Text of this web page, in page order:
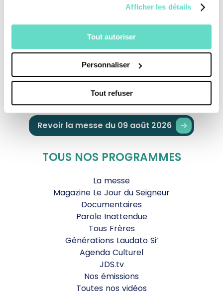
Afficher les détails
Tout autoriser
Personnaliser
Tout refuser
Je fais un don
Revoir la messe du 09 août 2026
TOUS NOS PROGRAMMES
La messe
Magazine Le Jour du Seigneur
Documentaires
Parole Inattendue
Tous Frères
Générations Laudato Si’
Agenda Culturel
JDS.tv
Nos émissions
Toutes nos vidéos